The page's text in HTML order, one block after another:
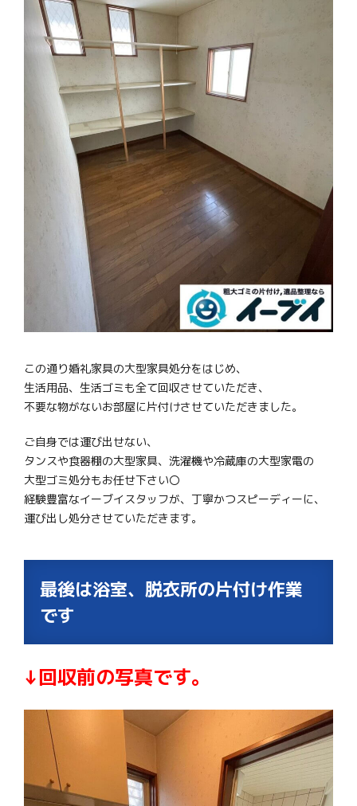
この通り婚礼家具の大型家具処分をはじめ、
生活用品、生活ゴミも全て回収させていただき、
不要な物がないお部屋に片付けさせていただきました。
ご自身では運び出せない、
タンスや食器棚の大型家具、洗濯機や冷蔵庫の大型家電の
大型ゴミ処分もお任せ下さい〇
経験豊富なイーブイスタッフが、丁寧かつスピーディーに、
運び出し処分させていただきます。
最後は浴室、脱衣所の片付け作業
です
↓回収前の写真です。